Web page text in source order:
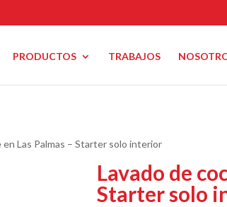
PRODUCTOS TRABAJOS
en Las Palmas – Starter solo interior
Lavado de
Starter solo